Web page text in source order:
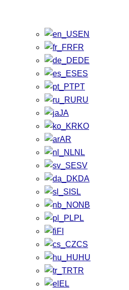
EN
FR
DE
ES
PT
RU
JA
KO
AR
NL
SV
DA
SL
NB
PL
FI
CS
HU
TR
EL